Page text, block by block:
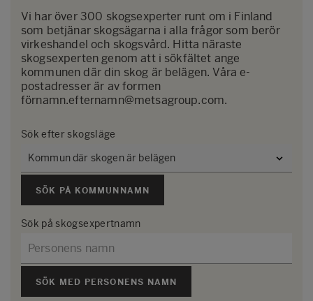
Vi har över 300 skogsexperter runt om i Finland
som betjänar skogsägarna i alla frågor som berör
virkeshandel och skogsvård. Hitta näraste
skogsexperten genom att i sökfältet ange
kommunen där din skog är belägen. Våra e-
postadresser är av formen
förnamn.efternamn@metsagroup.com.
Sök efter skogsläge
SÖK PÅ KOMMUNNAMN
Sök på skogsexpertnamn
SÖK MED PERSONENS NAMN